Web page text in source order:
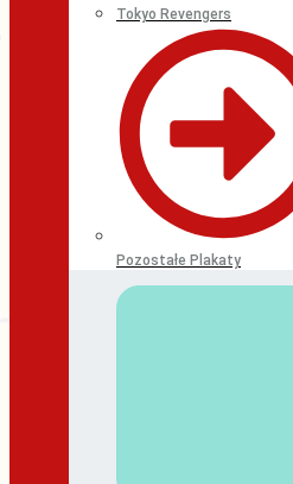
Tokyo Revengers
Pozostałe Plakaty